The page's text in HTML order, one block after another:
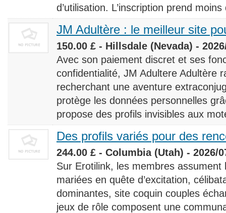
d’utilisation. L’inscription prend
JM Adultère : le meilleur site
150.00 £ - Hillsdale (Nevada) -
Avec son paiement discret et ses
confidentialité, JM Adultere Adultère
recherchant une aventure
protège les données personnelles
propose des profils invisibles aux
Des profils variés pour des
244.00 £ - Columbia (Utah) - 2026/
Sur Erotilink, les membres
mariées en quête d’excitation,
dominantes, site coquin couples
jeux de rôle composent une